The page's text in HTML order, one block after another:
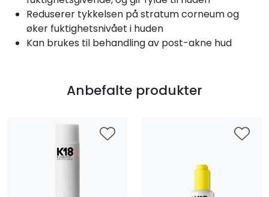
Reduserer tykkelsen på stratum corneum og
øker fuktighetsnivået i huden
Kan brukes til behandling av post-akne hud
Anbefalte produkter